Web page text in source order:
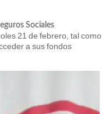
Sociales
21 de febrero, tal como
a sus fondos